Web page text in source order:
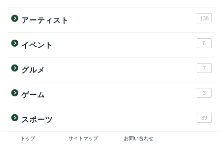
アーティスト 138
イベント 6
グルメ 7
ゲーム 3
スポーツ 39
トップ サイトマップ お問い合わせ